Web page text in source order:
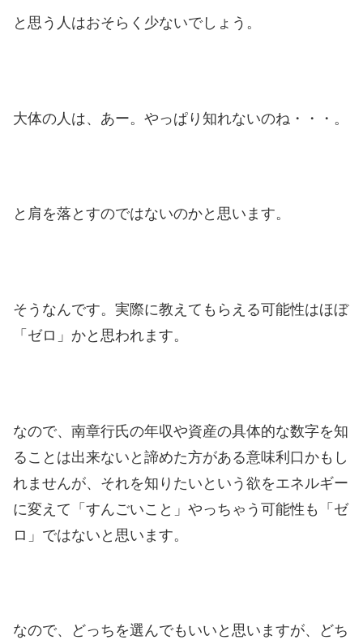
と思う人はおそらく少ないでしょう。
大体の人は、あー。やっぱり知れないのね・・・。
と肩を落とすのではないのかと思います。
そうなんです。実際に教えてもらえる可能性はほぼ
「ゼロ」かと思われます。
なので、南章行氏の年収や資産の具体的な数字を知
ることは出来ないと諦めた方がある意味利口かもし
れませんが、それを知りたいという欲をエネルギー
に変えて「すんごいこと」やっちゃう可能性も「ゼ
ロ」ではないと思います。
なので、どっちを選んでもいいと思いますが、どち